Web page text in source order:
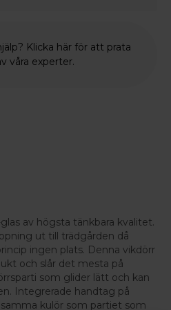
Klicka här för att prata
våra experter.
av högsta tänkbara kvalitet.
ut till trädgården då
ingen plats. Denna vikdörr
och slår det mesta på
som glider lätt och kan
Integrerade handtag på
kulör som partiet som